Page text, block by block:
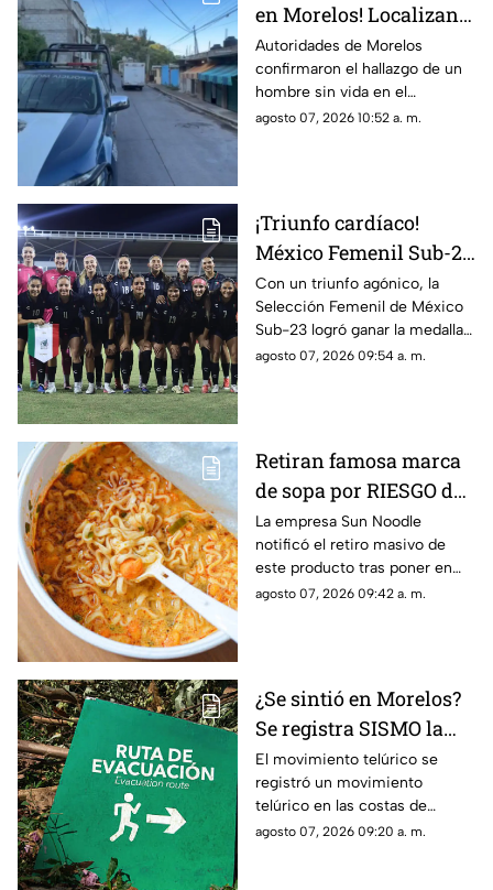
en Morelos! Localizan a
hombre sin vida en
Jiutepec HOY;
Presentaba signos de
violencia y herida de
Autoridades de Morelos
confirmaron el hallazgo de un
hombre sin vida en el
municipio de Jiutepec hoy
agosto 07, 2026 10:52 a. m.
¡Triunfo cardíaco!
México Femenil Sub-23
vence en penales a
Colombia en la final de
los Juegos
Centroamericanos y del
Con un triunfo agónico, la
Selección Femenil de México
Sub-23 logró ganar la medalla
de oro en fútbol durante los
agosto 07, 2026 09:54 a. m.
Retiran famosa marca
de sopa por RIESGO de
alergia; autoridades
piden no consumir el
producto
La empresa Sun Noodle
notificó el retiro masivo de
este producto tras poner en
riesgo a una parte de la
agosto 07, 2026 09:42 a. m.
¿Se sintió en Morelos?
Se registra SISMO la
mañana de este viernes
7 de agosto
El movimiento telúrico se
registró un movimiento
telúrico en las costas de
Guerrero.
agosto 07, 2026 09:20 a. m.